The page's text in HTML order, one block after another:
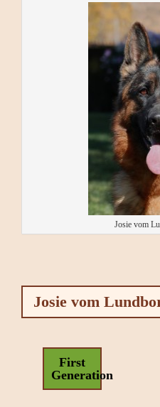
Josie vom
Josie vom
First
Generation